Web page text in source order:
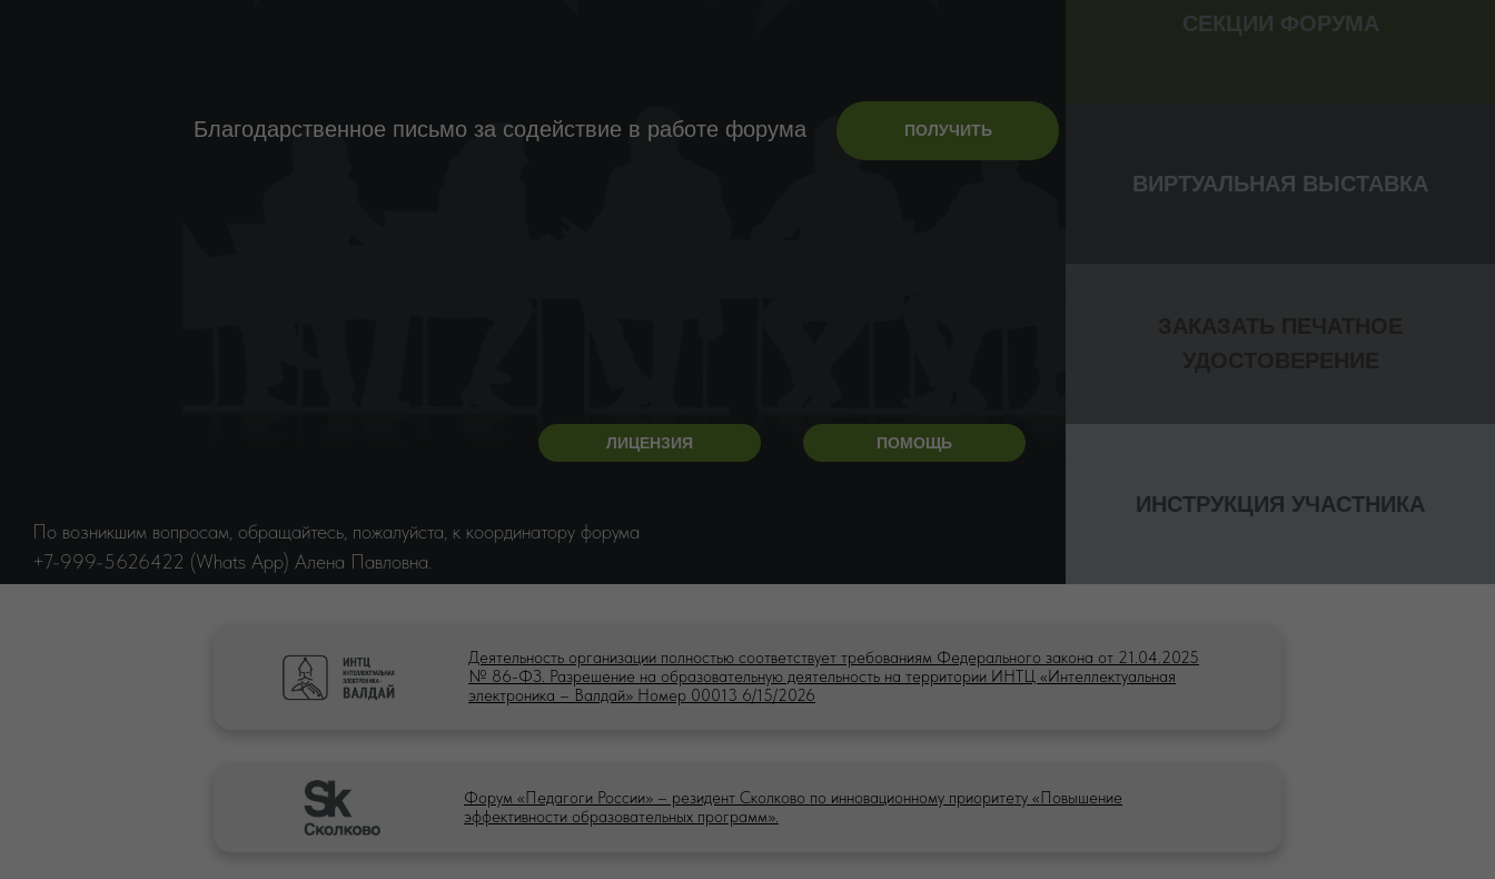
СЕКЦИИ ФОРУМА
ЛИЦЕНЗИЯ ПОМОЩЬ
ИНСТРУКЦИЯ УЧАСТНИКА
ВИРТУАЛЬНАЯ ВЫСТАВКА
По возникшим вопросам, обращайтесь, пожалуйста, к координатору форума
+7-999-5626422 (Whats App) Алена Павловна.
ПОЛУЧИТЬ
Благодарственное письмо за содействие в работе форума
Форум «Педагоги России» – резидент Сколково по инновационному приоритету «Повышение
эффективности образовательных программ».
Деятельность организации полностью соответствует требованиям Федерального закона от 21.04.2025
№ 86-ФЗ. Разрешение на образовательную деятельность на территории ИНТЦ «Интеллектуальная
электроника – Валдай» Номер 00013 6/15/2026